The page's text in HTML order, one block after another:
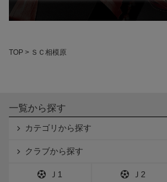
TOP ＳＣ相模原
一覧から探す
カテゴリから探す
クラブから探す
Ｊ1 Ｊ2